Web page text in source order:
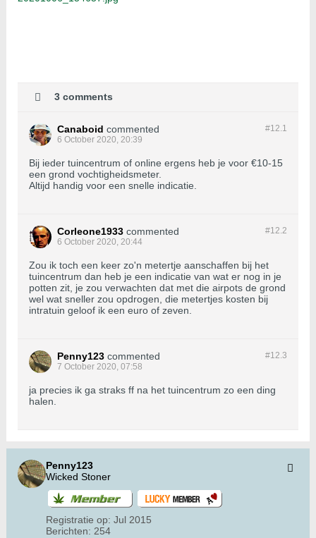
3 comments
#12.1
Canaboid commented
6 October 2020, 20:39
Bij ieder tuincentrum of online ergens heb je voor €10-15
een grond vochtigheidsmeter.
Altijd handig voor een snelle indicatie.
#12.2
Corleone1933 commented
6 October 2020, 20:44
Zou ik toch een keer zo'n metertje aanschaffen bij het
tuincentrum dan heb je een indicatie van wat er nog in je
potten zit, je zou verwachten dat met die airpots de grond
wel wat sneller zou opdrogen, die metertjes kosten bij
intratuin geloof ik een euro of zeven.
#12.3
Penny123 commented
7 October 2020, 07:58
ja precies ik ga straks ff na het tuincentrum zo een ding
halen.
Penny123
Wicked Stoner
Registratie op: Jul 2015
Berichten: 254